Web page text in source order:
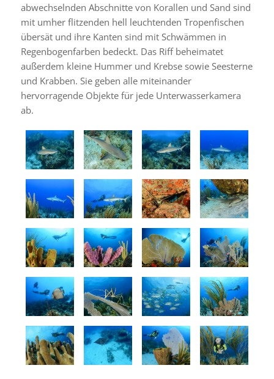
abwechselnden Abschnitte von Korallen und Sand sind
mit umher flitzenden hell leuchtenden Tropenfischen
übersät und ihre Kanten sind mit Schwämmen in
Regenbogenfarben bedeckt. Das Riff beheimatet
außerdem kleine Hummer und Krebse sowie Seesterne
und Krabben. Sie geben alle miteinander
hervorragende Objekte für jede Unterwasserkamera
ab.